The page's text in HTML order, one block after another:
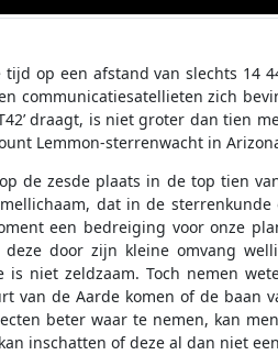
op een afstand van slechts 14
communicatiesatellieten zich
draagt, is niet groter dan tien
Lemmon-sterrenwacht in
de zesde plaats in de top tien
dat in de sterrenkunde
een bedreiging voor onze
door zijn kleine omvang
niet zeldzaam. Toch nemen
van de Aarde komen of de baan
beter waar te nemen, kan
inschatten of deze al dan niet